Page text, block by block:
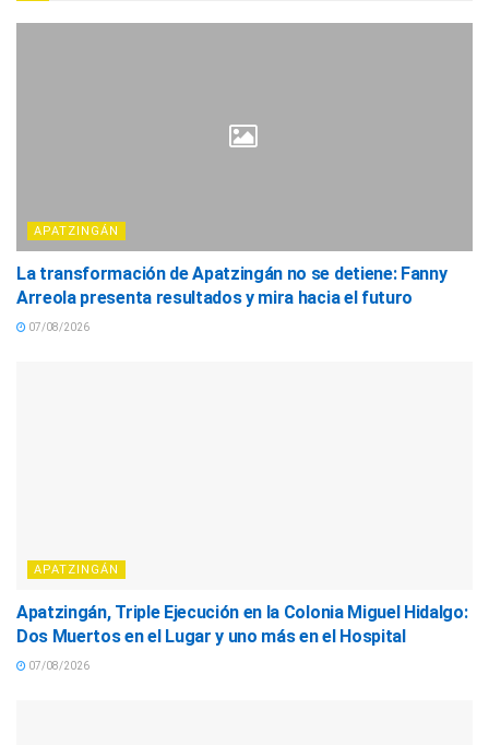
APATZINGÁN
La transformación de Apatzingán no se detiene: Fanny
Arreola presenta resultados y mira hacia el futuro
07/08/2026
APATZINGÁN
Apatzingán, Triple Ejecución en la Colonia Miguel Hidalgo:
Dos Muertos en el Lugar y uno más en el Hospital
07/08/2026